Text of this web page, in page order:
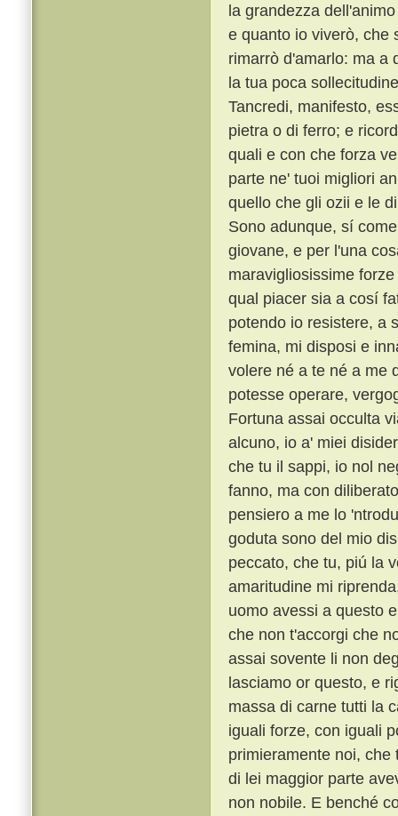
la grandezza
e quanto io viverò, che
rimarrò d'amarlo: ma a
la tua poca
Tancredi, manifesto,
pietra o di ferro; e
quali e con che forza
parte ne' tuoi migliori
quello che gli ozii e le
Sono adunque, sí
giovane, e per l'una
maravigliosissime
qual piacer sia a cosí
potendo io resistere, a
femina, mi disposi e
volere né a te né a me
potesse operare,
Fortuna assai occulta
alcuno, io a' miei
che tu il sappi, io nol
fanno, ma con
pensiero a me lo
goduta sono del mio
peccato, che tu, piú la
amaritudine mi
uomo avessi a questo
che non t'accorgi che
assai sovente li non
lasciamo or questo, e
massa di carne tutti la
iguali forze, con iguali
primieramente noi,
di lei maggior parte
non nobile. E benché